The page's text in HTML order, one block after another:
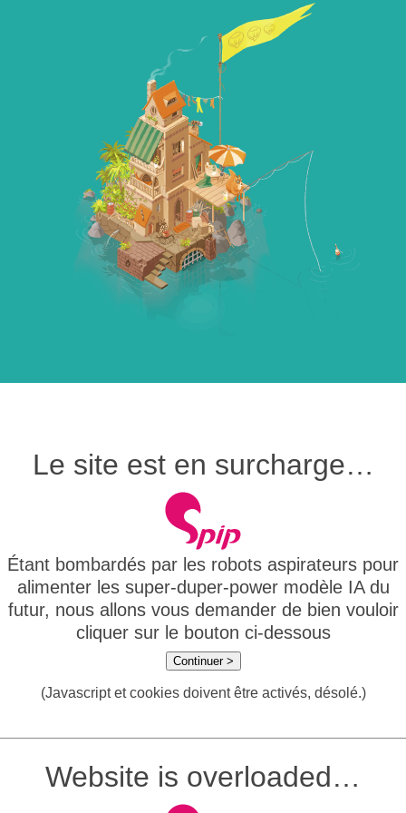
Le site est en surcharge…
Étant bombardés par les robots aspirateurs pour
alimenter les super-duper-power modèle IA du
futur, nous allons vous demander de bien vouloir
cliquer sur le bouton ci-dessous
Continuer >
(Javascript et cookies doivent être activés, désolé.)
Website is overloaded…